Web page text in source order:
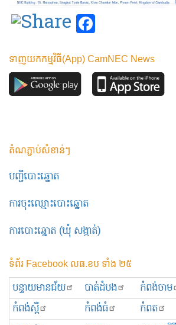
ទាញយកកម្មវិធី(App) CamNEC News
តំណភ្ជាប់សំខាន់ៗ
បញ្ជីបោះឆ្នោត
ការចុះឈ្មោះបោះឆ្នោត
ការបោះឆ្នោត (ឃុំ សង្កាត់)
ទំព័រ Facebook លធ.ខប ទាំង ២៥
បន្ទាយមានជ័យ បាត់ដំបង កំពង់ចាម
កំពង់ស្ពឺ
កំពង់ធំ កំពត